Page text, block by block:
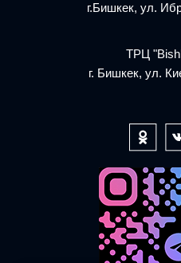
г.Бишкек, ул.
ТРЦ
г. Бишкек, ул.